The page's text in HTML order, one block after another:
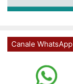
Canale WhatsApp